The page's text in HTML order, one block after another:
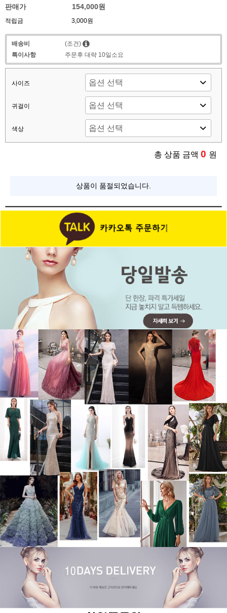
판매가
154,000원
적립금 3,000원
배송비
(조건)
특이사항
주문후 대략 10일소요
사이즈
귀걸이
색상
총 상품 금액 0 원
상품이 품절되었습니다.